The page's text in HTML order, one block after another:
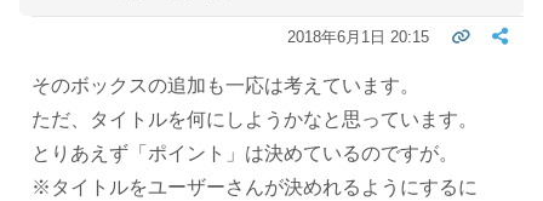
2018年6月1日 20:15
そのボックスの追加も一応は考えています。
ただ、タイトルを何にしようかなと思っています。
とりあえず「ポイント」は決めているのですが。
※タイトルをユーザーさんが決めれるようにするに